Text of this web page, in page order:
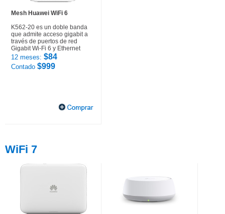
Mesh Huawei WiFi 6
K562-20 es un doble banda
que admite acceso gigabit a
través de puertos de red
Gigabit Wi-Fi 6 y Ethernet
12 meses: $84
Contado $999
WiFi 7